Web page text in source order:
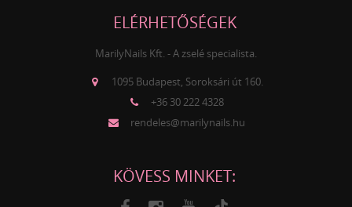
ELÉRHETŐSÉGEK
MarilyNails Kft. - A zselé specialista.
1095 Budapest, Soroksári út 160.
+36 30 222 4328
rendeles@marilynails.hu
KÖVESS MINKET: